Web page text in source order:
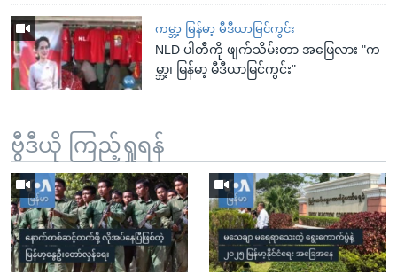
ကမ္ဘာ့ မြန်မာ့ မီဒီယာမြင်ကွင်း
NLD ပါတီကို ဖျက်သိမ်းတာ အဖြေလား "က
မ္ဘာ့၊ မြန်မာ့ မီဒီယာမြင်ကွင်း"
ဗွီဒီယို ကြည့်ရှုရန်